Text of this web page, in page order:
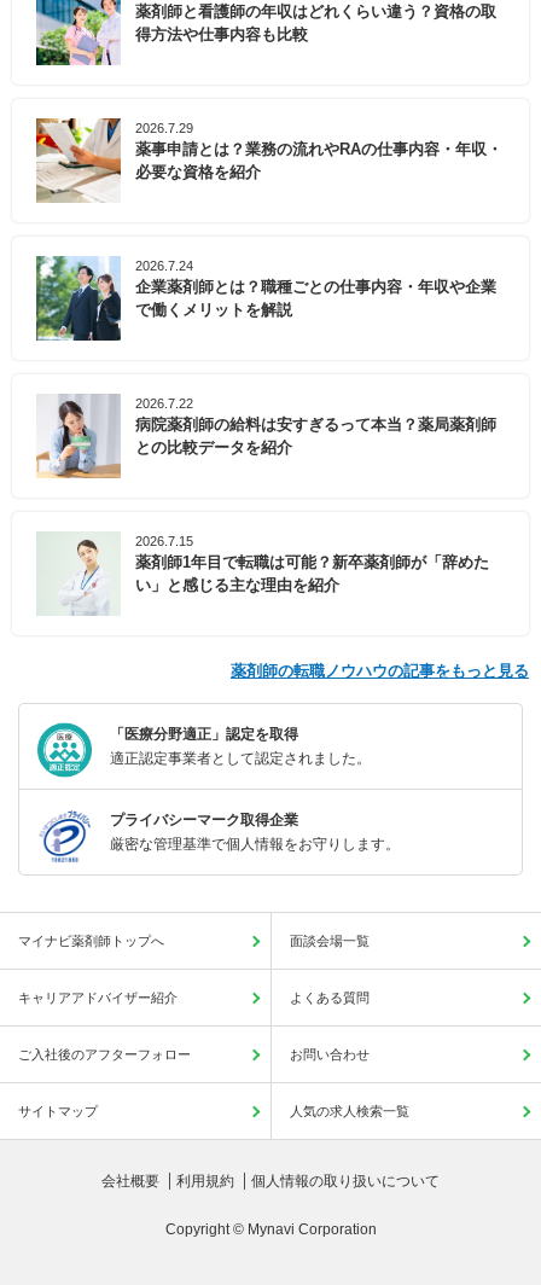
薬剤師と看護師の年収はどれくらい違う？資格の取
得方法や仕事内容も比較
2026.7.29
薬事申請とは？業務の流れやRAの仕事内容・年収・
必要な資格を紹介
2026.7.24
企業薬剤師とは？職種ごとの仕事内容・年収や企業
で働くメリットを解説
2026.7.22
病院薬剤師の給料は安すぎるって本当？薬局薬剤師
との比較データを紹介
2026.7.15
薬剤師1年目で転職は可能？新卒薬剤師が「辞めた
い」と感じる主な理由を紹介
薬剤師の転職ノウハウの記事をもっと見る
「医療分野適正」認定を取得
適正認定事業者として認定されました。
プライバシーマーク取得企業
厳密な管理基準で個人情報をお守りします。
マイナビ薬剤師トップへ 面談会場一覧
キャリアアドバイザー紹介 よくある質問
ご入社後のアフターフォロー お問い合わせ
サイトマップ 人気の求人検索一覧
会社概要 利用規約 個人情報の取り扱いについて
Copyright © Mynavi Corporation